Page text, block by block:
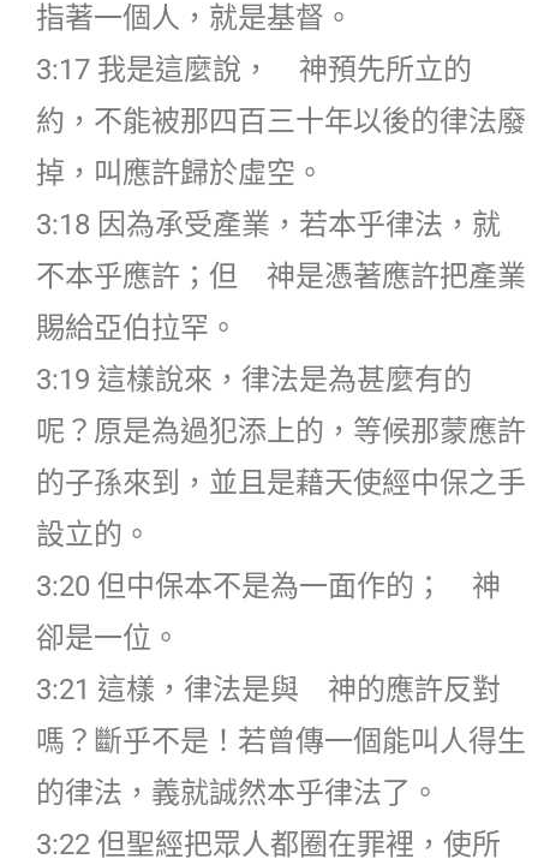
指著一個人，就是基督。
3:17 我是這麼說， 神預先所立的
約，不能被那四百三十年以後的律法廢
掉，叫應許歸於虛空。
3:18 因為承受產業，若本乎律法，就
不本乎應許；但 神是憑著應許把產業
賜給亞伯拉罕。
3:19 這樣說來，律法是為甚麼有的
呢？原是為過犯添上的，等候那蒙應許
的子孫來到，並且是藉天使經中保之手
設立的。
3:20 但中保本不是為一面作的； 神
卻是一位。
3:21 這樣，律法是與 神的應許反對
嗎？斷乎不是！若曾傳一個能叫人得生
的律法，義就誠然本乎律法了。
3:22 但聖經把眾人都圈在罪裡，使所